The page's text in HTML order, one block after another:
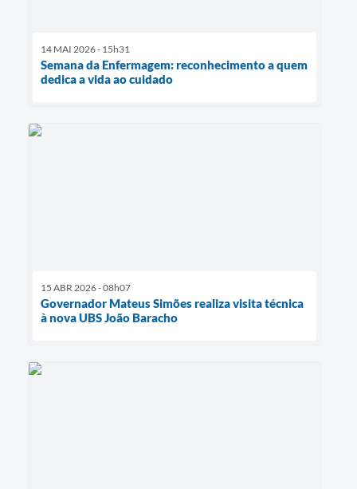
14 MAI 2026 - 15h31
Semana da Enfermagem: reconhecimento a quem
dedica a vida ao cuidado
15 ABR 2026 - 08h07
Governador Mateus Simões realiza visita técnica
à nova UBS João Baracho